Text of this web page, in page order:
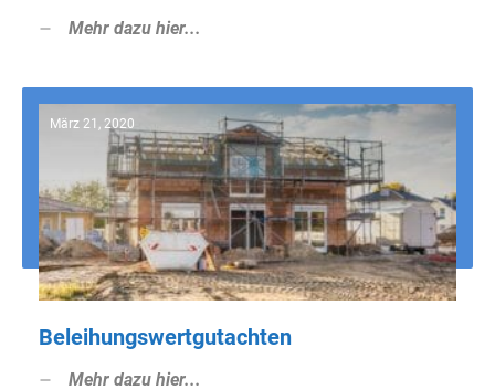
Mehr dazu hier...
März 21, 2020
Beleihungswertgutachten
Mehr dazu hier...